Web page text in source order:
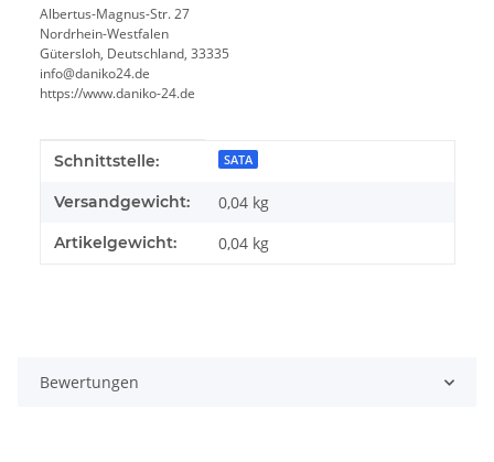
Albertus-Magnus-Str. 27
Nordrhein-Westfalen
Gütersloh, Deutschland, 33335
info@daniko24.de
https://www.daniko-24.de
Produkteigenschaft
Wert
Schnittstelle: SATA
Versandgewicht: 0,04 kg
Artikelgewicht: 0,04 kg
Bewertungen